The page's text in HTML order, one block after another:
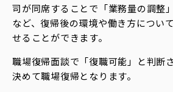
司が同席することで「業務量の調整
など、復帰後の環境や働き方につい
せることができます。
職場復帰面談で「復職可能」と判断
決めて職場復帰となります。